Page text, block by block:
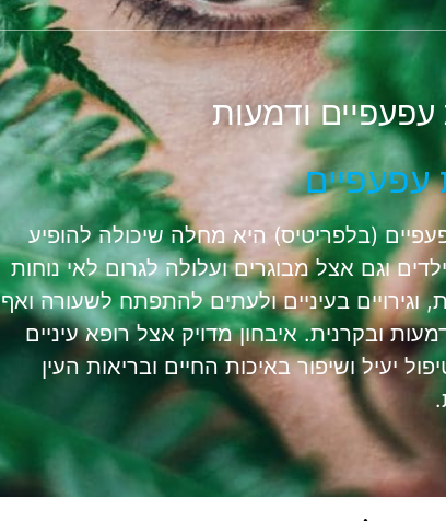
ודמעות
(בלפריטיס) היא מחלה שיכולה להופיע
וגם אצל מבוגרים ועלולה לגרום לאי נוחות
וגירויים בעיניים ולעתים להתפתח לשעורה ואף
ובקרנית. איבחון מדויק אצל רופא עיניים
יעיל ושיפור באיכות החיים ובריאות העין